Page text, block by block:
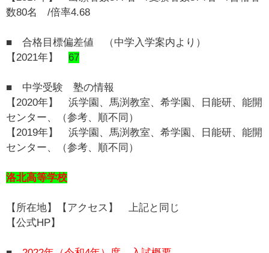
数80名 /倍率4.68
■ 合格目標偏差値 （中学入学案内より）
【2021年】 67
■ 中学受験 塾の情報
【2020年】 浜学園、馬渕教室、希学園、日能研、能開
センター、（参考、順不同）
【2019年】 浜学園、馬渕教室、希学園、日能研、能開
センター、（参考、順不同）
洛北高等学校
【所在地】【アクセス】 上記と同じ
【公式HP】